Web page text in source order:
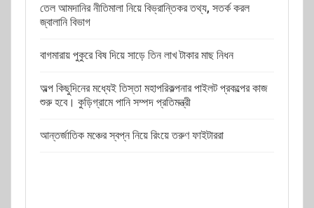
তেল আমদানির নীতিমালা নিয়ে বিভ্রান্তিকর তথ্য, সতর্ক করল
জ্বালানি বিভাগ
বাগমারায় পুকুরে বিষ দিয়ে সাড়ে তিন লাখ টাকার মাছ নিধন
অল্প কিছুদিনের মধ্যেই তিস্তা মহাপরিকল্পনার পাইলট প্রকল্পের কাজ
শুরু হবে। কুড়িগ্রামে পানি সম্পদ প্রতিমন্ত্রী
আন্তর্জাতিক মঞ্চের স্বপ্ন নিয়ে রিংয়ে তরুণ ফাইটাররা